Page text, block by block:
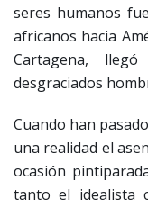
seres humanos
africanos hacia
Cartagena,
desgraciados
Cuando han
una realidad el
ocasión
tanto el idealista